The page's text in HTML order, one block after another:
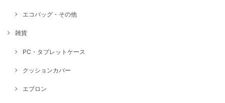
エコバッグ・その他
雑貨
PC・タブレットケース
クッションカバー
エプロン